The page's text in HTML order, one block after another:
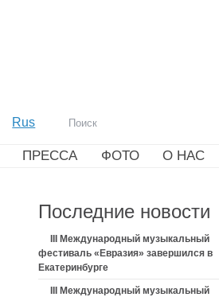
Rus
ПРЕССА ФОТО О НАС
Последние новости
III Международный музыкальный
фестиваль «Евразия» завершился в
Екатеринбурге
III Международный музыкальный